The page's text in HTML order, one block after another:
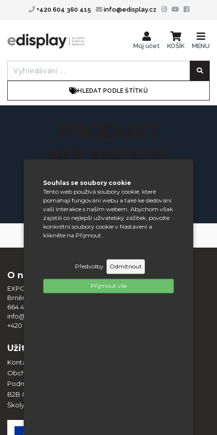
Souhlas se soubory cookie
Tento web používá soubory cookie, které
pomáhají fungování webu a také ke sledování
vaší interakce s naším webem. Abychom však
zajistili co nejlepší uživatelský zážitek, povolte
konkrétní soubory cookie v Nastavení a
klikněte na Přijmout..
Předvolby Odmítnout
Příjmout vše
+420 604 360 415 info@edisplay.cz
HLEDAT PODLE ŠTÍTKŮ
Můj účet KOŠÍK MENU
NEEXISTUJE
Požadovaný produkt nebyl nalezen.
zobrazit všechny produkty
O nás
EXPO DISPLAY SERVICE s.r.o.
Brněnská 404
664 42 Modřice
info@expodisplayservice.cz
+420 603 574 784
Užitečné informace
Kontakt
Obchodní podmínky
Podmínky ochrany osobních údajů
B2B & Spolupráce
Školy a vzdělávací instituce